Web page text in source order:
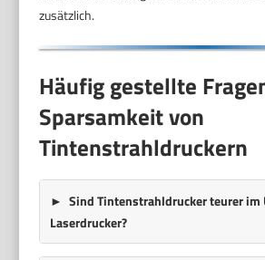
zusätzlich.
Häufig gestellte
Sparsamkeit von
Tintenstrahldruckern
Sind Tintenstrahldrucker teurer im
Laserdrucker?